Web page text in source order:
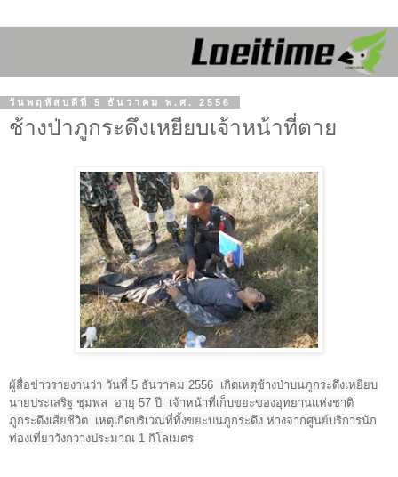
วันพฤหัสบดีที่ 5 ธันวาคม พ.ศ. 2556
ช้างป่าภูกระดึงเหยียบเจ้าหน้าที่ตาย
ผู้สื่อข่าวรายงานว่า วันที่ 5 ธันวาคม 2556 เกิดเหตุช้างป่าบนภูกระดึงเหยียบ
นายประเสริฐ ชุมพล อายุ 57 ปี เจ้าหน้าที่เก็บขยะของอุทยานแห่งชาติ
ภูกระดึงเสียชีวิต เหตุเกิดบริเวณที่ทิ้งขยะบนภูกระดึง ห่างจากศูนย์บริการนัก
ท่องเที่ยววังกวางประมาณ 1 กิโลเมตร